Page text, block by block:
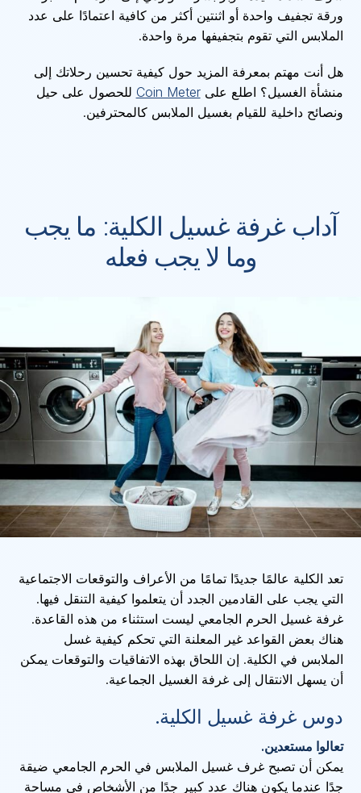
ورقة تجفيف واحدة أو اثنتين أكثر من كافية اعتمادًا على عدد
الملابس التي تقوم بتجفيفها مرة واحدة.
هل أنت مهتم بمعرفة المزيد حول كيفية تحسين رحلاتك إلى
منشأة الغسيل؟ اطلع علىCoin Meter للحصول على حيل
ونصائح داخلية للقيام بغسيل الملابس كالمحترفين.
آداب غرفة غسيل الكلية: ما يجب
وما لا يجب فعله
تعد الكلية عالمًا جديدًا تمامًا من الأعراف والتوقعات الاجتماعية
التي يجب على القادمين الجدد أن يتعلموا كيفية التنقل فيها.
غرفة غسيل الحرم الجامعي ليست استثناء من هذه القاعدة.
هناك بعض القواعد غير المعلنة التي تحكم كيفية غسل
الملابس في الكلية. إن اللحاق بهذه الاتفاقيات والتوقعات يمكن
أن يسهل الانتقال إلى غرفة الغسيل الجماعية.
دوس غرفة غسيل الكلية.
تعالوا مستعدين.
يمكن أن تصبح غرف غسيل الملابس في الحرم الجامعي ضيقة
جدًا عندما يكون هناك عدد كبير جدًا من الأشخاص في مساحة